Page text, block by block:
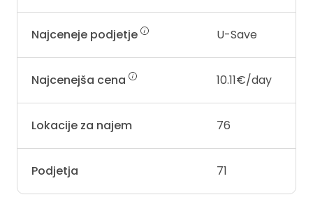
Najceneje podjetje U-Save
Najcenejša cena 10.11€/day
Lokacije za najem 76
Podjetja 71